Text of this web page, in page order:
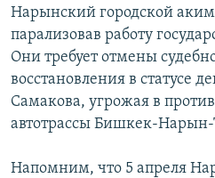
Нарынский городской
парализовав работу
Они требует отмены
восстановления в статусе
Самакова, угрожая в
автотрассы Бишкек-Нарын-
Напомним, что 5 апреля